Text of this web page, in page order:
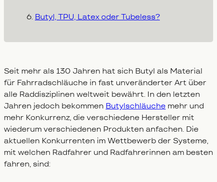
Butyl, TPU, Latex oder Tubeless?
Seit mehr als 130 Jahren hat sich Butyl als Material
für Fahrradschläuche in fast unveränderter Art über
alle Raddisziplinen weltweit bewährt. In den letzten
Jahren jedoch bekommen Butylschläuche mehr und
mehr Konkurrenz, die verschiedene Hersteller mit
wiederum verschiedenen Produkten anfachen. Die
aktuellen Konkurrenten im Wettbewerb der Systeme,
mit welchen Radfahrer und Radfahrerinnen am besten
fahren, sind: